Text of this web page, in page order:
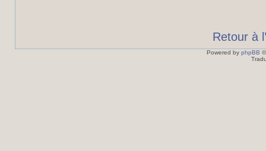
Retour à
Powered by phpBB